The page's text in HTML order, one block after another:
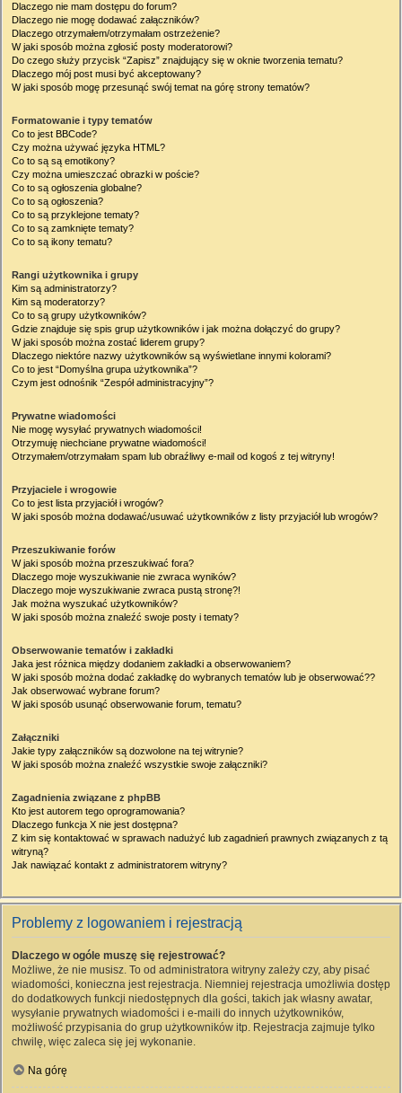
Dlaczego nie mam dostępu do forum?
Dlaczego nie mogę dodawać załączników?
Dlaczego otrzymałem/otrzymałam ostrzeżenie?
W jaki sposób można zgłosić posty moderatorowi?
Do czego służy przycisk “Zapisz” znajdujący się w oknie tworzenia tematu?
Dlaczego mój post musi być akceptowany?
W jaki sposób mogę przesunąć swój temat na górę strony tematów?
Formatowanie i typy tematów
Co to jest BBCode?
Czy można używać języka HTML?
Co to są są emotikony?
Czy można umieszczać obrazki w poście?
Co to są ogłoszenia globalne?
Co to są ogłoszenia?
Co to są przyklejone tematy?
Co to są zamknięte tematy?
Co to są ikony tematu?
Rangi użytkownika i grupy
Kim są administratorzy?
Kim są moderatorzy?
Co to są grupy użytkowników?
Gdzie znajduje się spis grup użytkowników i jak można dołączyć do grupy?
W jaki sposób można zostać liderem grupy?
Dlaczego niektóre nazwy użytkowników są wyświetlane innymi kolorami?
Co to jest “Domyślna grupa użytkownika”?
Czym jest odnośnik “Zespół administracyjny”?
Prywatne wiadomości
Nie mogę wysyłać prywatnych wiadomości!
Otrzymuję niechciane prywatne wiadomości!
Otrzymałem/otrzymałam spam lub obraźliwy e-mail od kogoś z tej witryny!
Przyjaciele i wrogowie
Co to jest lista przyjaciół i wrogów?
W jaki sposób można dodawać/usuwać użytkowników z listy przyjaciół lub wrogów?
Przeszukiwanie forów
W jaki sposób można przeszukiwać fora?
Dlaczego moje wyszukiwanie nie zwraca wyników?
Dlaczego moje wyszukiwanie zwraca pustą stronę?!
Jak można wyszukać użytkowników?
W jaki sposób można znaleźć swoje posty i tematy?
Obserwowanie tematów i zakładki
Jaka jest różnica między dodaniem zakładki a obserwowaniem?
W jaki sposób można dodać zakładkę do wybranych tematów lub je obserwować??
Jak obserwować wybrane forum?
W jaki sposób usunąć obserwowanie forum, tematu?
Załączniki
Jakie typy załączników są dozwolone na tej witrynie?
W jaki sposób można znaleźć wszystkie swoje załączniki?
Zagadnienia związane z phpBB
Kto jest autorem tego oprogramowania?
Dlaczego funkcja X nie jest dostępna?
Z kim się kontaktować w sprawach nadużyć lub zagadnień prawnych związanych z tą
witryną?
Jak nawiązać kontakt z administratorem witryny?
Problemy z logowaniem i rejestracją
Dlaczego w ogóle muszę się rejestrować?
Możliwe, że nie musisz. To od administratora witryny zależy czy, aby pisać
wiadomości, konieczna jest rejestracja. Niemniej rejestracja umożliwia dostęp
do dodatkowych funkcji niedostępnych dla gości, takich jak własny awatar,
wysyłanie prywatnych wiadomości i e-maili do innych użytkowników,
możliwość przypisania do grup użytkowników itp. Rejestracja zajmuje tylko
chwilę, więc zaleca się jej wykonanie.
Na górę